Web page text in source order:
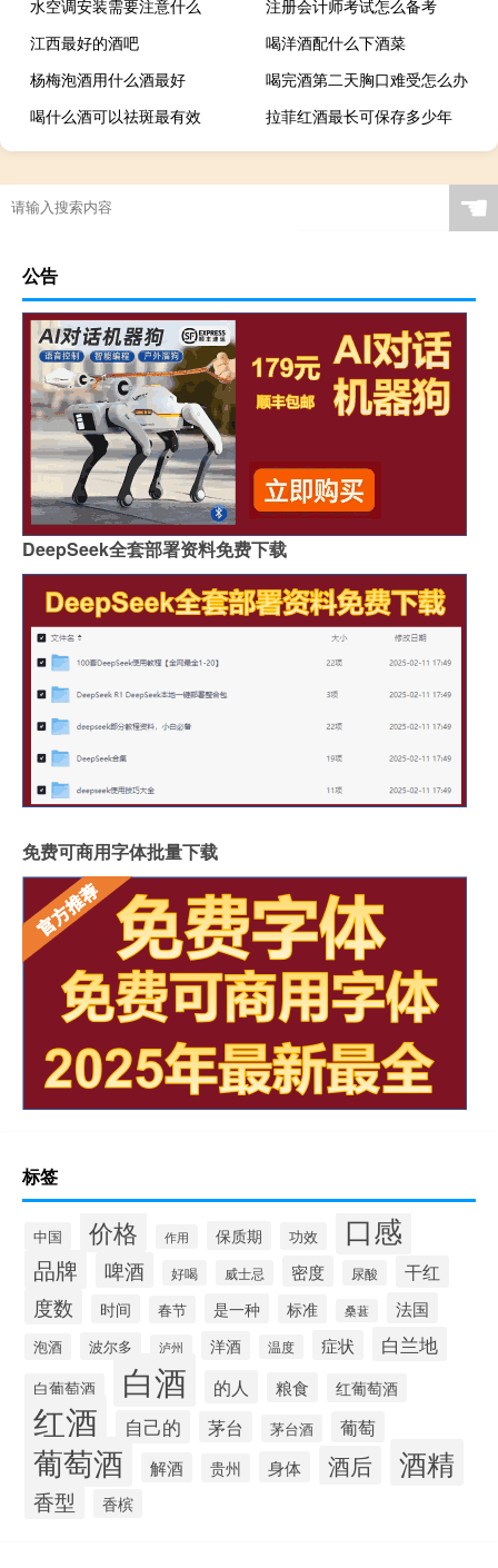
水空调安装需要注意什么
注册会计师考试怎么备考
江西最好的酒吧
喝洋酒配什么下酒菜
杨梅泡酒用什么酒最好
喝完酒第二天胸口难受怎么办
喝什么酒可以祛斑最有效
拉菲红酒最长可保存多少年
☚
公告
DeepSeek全套部署资料免费下载
免费可商用字体批量下载
标签
中国 价格 作用 保质期 功效 口感
品牌 啤酒 好喝 威士忌 密度 尿酸 干红
度数 时间 春节 是一种 标准 桑葚 法国
泡酒 波尔多 泸州 洋酒 温度 症状 白兰地
白葡萄酒 白酒 的人 粮食 红葡萄酒
红酒 自己的 茅台 茅台酒 葡萄
葡萄酒 解酒 贵州 身体 酒后 酒精
香型 香槟